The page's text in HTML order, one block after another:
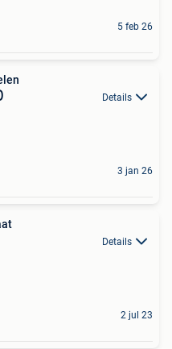
5 feb 26
Details
3 jan 26
Details
2 jul 23